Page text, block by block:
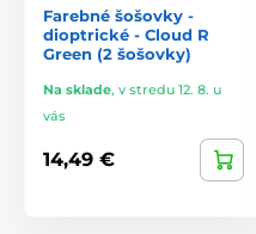
Farebné šošovky -
dioptrické - Cloud R
Green (2 šošovky)
Na sklade, v stredu 12. 8. u
vás
14,49 €